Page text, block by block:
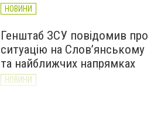
НОВИНИ
Генштаб ЗСУ повідомив про
ситуацію на Слов’янському
та найближчих напрямках
НОВИНИ